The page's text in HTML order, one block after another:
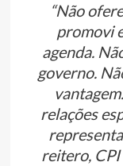
“Não
promovi
agenda.
governo.
relações
reitero, CPI